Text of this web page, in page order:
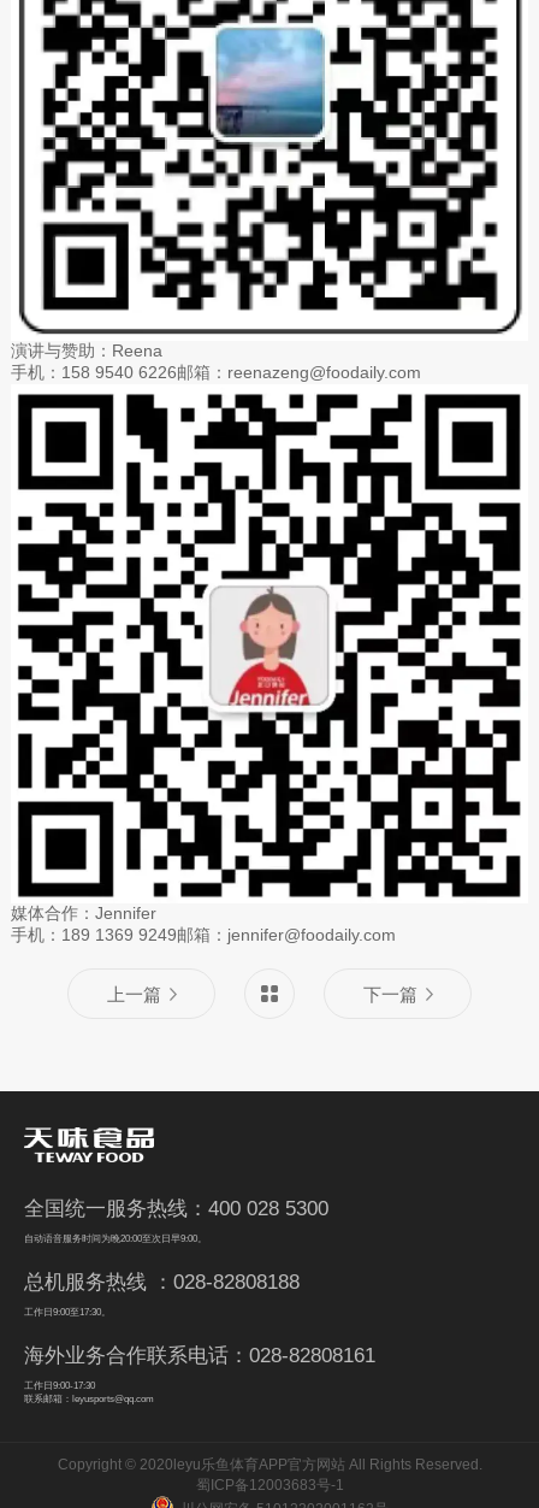
演讲与赞助：Reena
手机：158 9540 6226邮箱：reenazeng@foodaily.com
媒体合作：Jennifer
手机：189 1369 9249邮箱：jennifer@foodaily.com
上一篇 下一篇
全国统一服务热线：400 028 5300
自动语音服务时间为晚20:00至次日早9:00。
总机服务热线 ：028-82808188
工作日9:00至17:30。
海外业务合作联系电话：028-82808161
工作日9:00-17:30
联系邮箱：leyusports@qq.com
Copyright © 2020leyu乐鱼体育APP官方网站 All Rights Reserved.
蜀ICP备12003683号-1